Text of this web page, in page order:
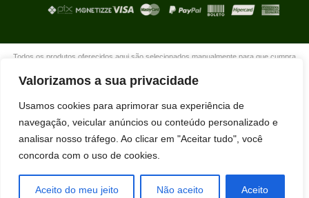
Valorizamos a sua privacidade
Usamos cookies para aprimorar sua experiência de
navegação, veicular anúncios ou conteúdo personalizado e
analisar nosso tráfego. Ao clicar em "Aceitar tudo", você
concorda com o uso de cookies.
Aceito do meu jeito Não aceito Aceito
Todos os produtos oferecidos aqui são selecionados manualmente para que cumpra
extraordinários para você que está realmente comprometido com sua mudança. Boas
Geane Misael acabou de comprar
HIDRALISO usando nosso desconto
exclusivo.